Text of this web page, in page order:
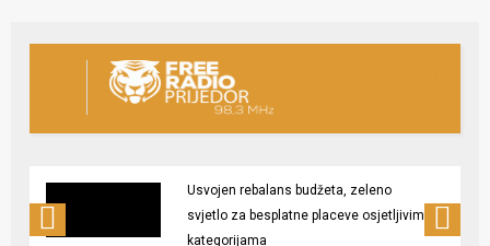
Usvojen rebalans budžeta, zeleno
svjetlo za besplatne placeve osjetljivim
kategorijama